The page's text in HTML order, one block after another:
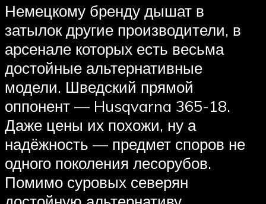
Немецкому бренду дышат в
затылок другие производители, в
арсенале которых есть весьма
достойные альтернативные
модели. Шведский прямой
оппонент — Husqvarna 365-18.
Даже цены их похожи, ну а
надёжность — предмет споров не
одного поколения лесорубов.
Помимо суровых северян